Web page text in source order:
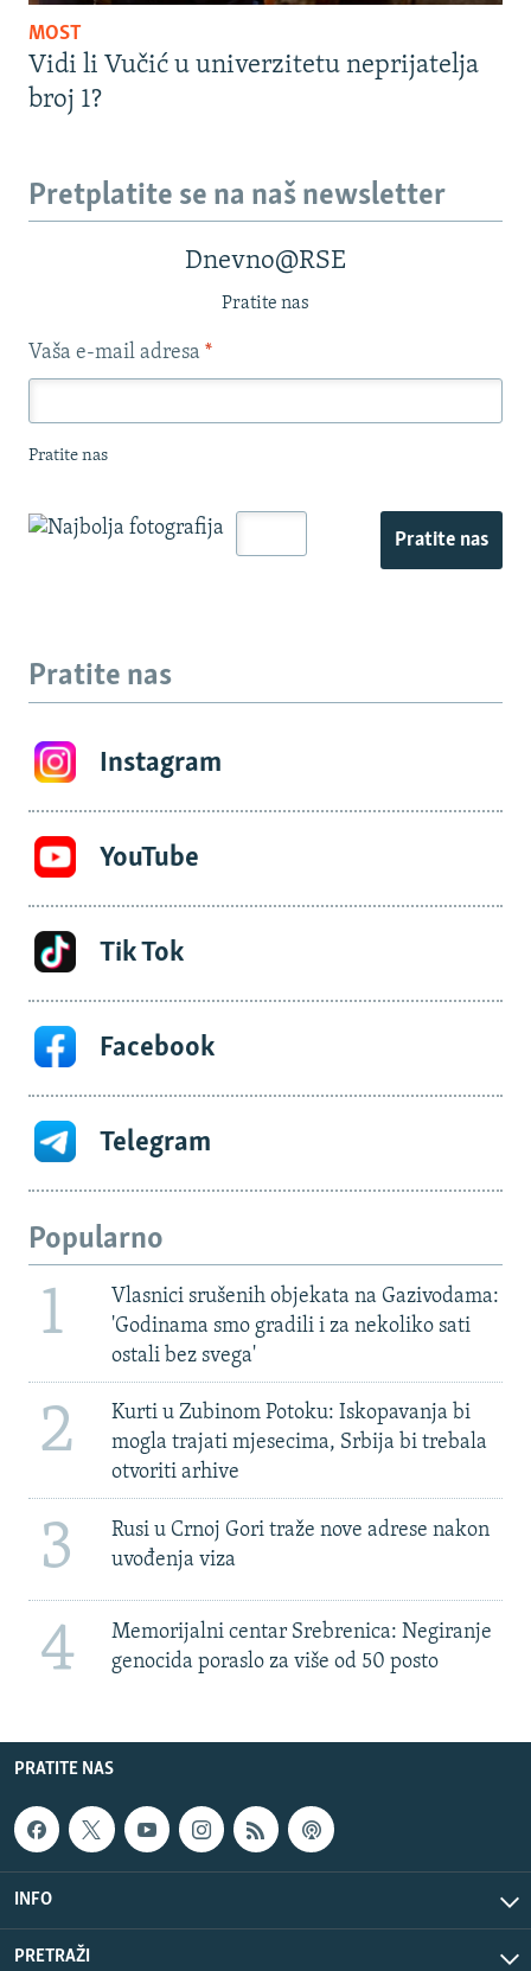
MOST
Vidi li Vučić u univerzitetu neprijatelja
broj 1?
Pretplatite se na naš newsletter
Dnevno@RSE
Pratite nas
Vaša e-mail adresa *
Pratite nas
Pratite nas
Pratite nas
Instagram
YouTube
Tik Tok
Facebook
Telegram
Popularno
1
Vlasnici srušenih objekata na Gazivodama:
'Godinama smo gradili i za nekoliko sati
ostali bez svega'
2
Kurti u Zubinom Potoku: Iskopavanja bi
mogla trajati mjesecima, Srbija bi trebala
otvoriti arhive
3
Rusi u Crnoj Gori traže nove adrese nakon
uvođenja viza
4
Memorijalni centar Srebrenica: Negiranje
genocida poraslo za više od 50 posto
PRATITE NAS
INFO
PRETRAŽI